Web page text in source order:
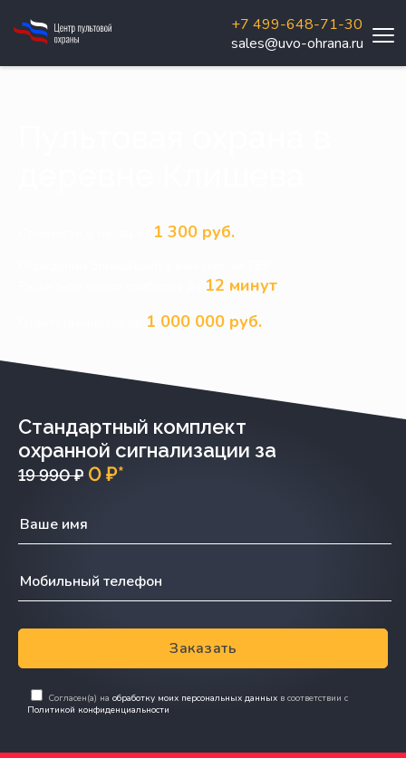
+7 499-648-71-30
sales@uvo-ohrana.ru
1 300 руб.
12 минут
1 000 000 руб.
Стандартный комплект
охранной сигнализации за
19 990 ₽ 0 ₽*
Заказать
Согласен(а) на обработку моих персональных данных в соответствии с
Политикой конфиденциальности